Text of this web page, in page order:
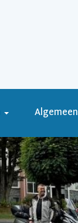
Algemeen